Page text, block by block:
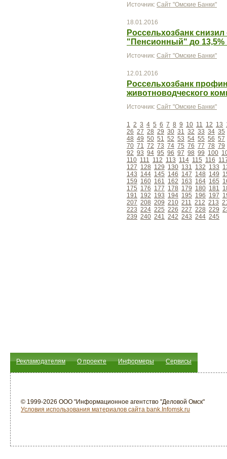
Источник: Сайт "Омские Банки"
18.01.2016
Россельхозбанк снизил
"Пенсионный" до 13,5%
Источник: Сайт "Омские Банки"
12.01.2016
Россельхозбанк
животноводческого
Источник: Сайт "Омские Банки"
1 2 3 4 5 6 7 8 9 10 11 12 13
26 27 28 29 30 31 32 33 34 35
48 49 50 51 52 53 54 55 56 57
70 71 72 73 74 75 76 77 78 79
92 93 94 95 96 97 98 99 100
110 111 112 113 114 115 116
127 128 129 130 131 132 133
143 144 145 146 147 148 149
159 160 161 162 163 164 165
175 176 177 178 179 180 181
191 192 193 194 195 196 197
207 208 209 210 211 212 213
223 224 225 226 227 228 229
239 240 241 242 243 244 245
Рекламодателям О проекте Информеры Сервисы
© 1999-2026 ООО "Информационное агентство "Деловой Омск"
Условия использования материалов сайта bank.Infomsk.ru